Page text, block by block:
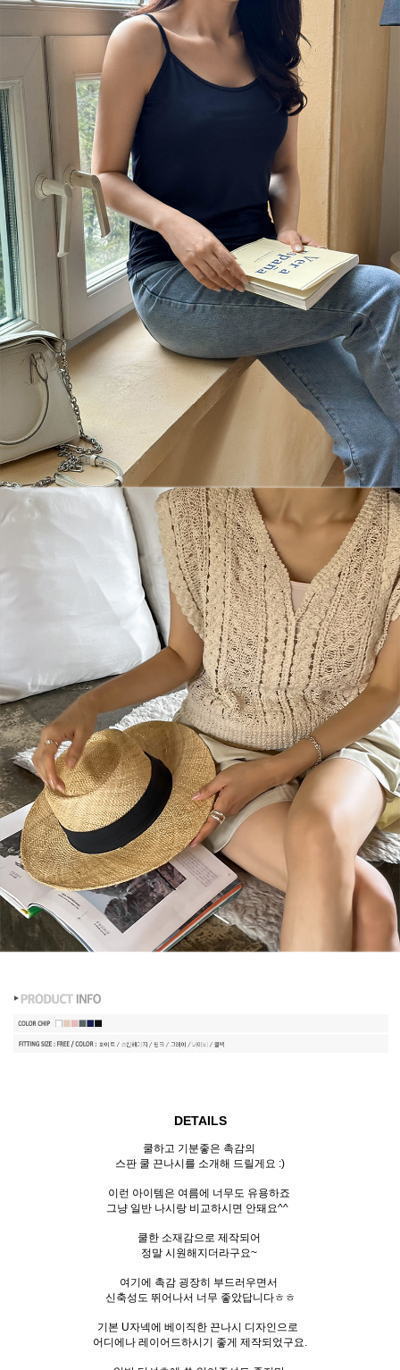
DETAILS
쿨하고 기분좋은 촉감의
스판 쿨 끈나시를 소개해 드릴게요 :)
이런 아이템은 여름에 너무도 유용하죠
그냥 일반 나시랑 비교하시면 안돼요^^
쿨한 소재감으로 제작되어
정말 시원해지더라구요~
여기에 촉감 굉장히 부드러우면서
신축성도 뛰어나서 너무 좋았답니다ㅎㅎ
기본 U자넥에 베이직한 끈나시 디자인으로
어디에나 레이어드하시기 좋게 제작되었구요.